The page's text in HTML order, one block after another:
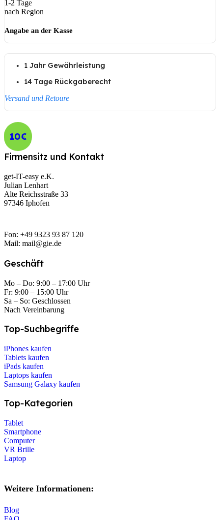
1-2 Tage
nach Region
Angabe an der Kasse
1 Jahr Gewährleistung
14 Tage Rückgaberecht
Versand und Retoure
10€
Firmensitz und Kontakt
get-IT-easy e.K.
Julian Lenhart
Alte Reichsstraße 33
97346 Iphofen
Fon: +49 9323 93 87 120
Mail: mail@gie.de
Geschäft
Mo – Do: 9:00 – 17:00 Uhr
Fr: 9:00 – 15:00 Uhr
Sa – So: Geschlossen
Nach Vereinbarung
Top-Suchbegriffe
iPhones kaufen
Tablets kaufen
iPads kaufen
Laptops kaufen
Samsung Galaxy kaufen
Top-Kategorien
Tablet
Smartphone
Computer
VR Brille
Laptop
Weitere Informationen:
Blog